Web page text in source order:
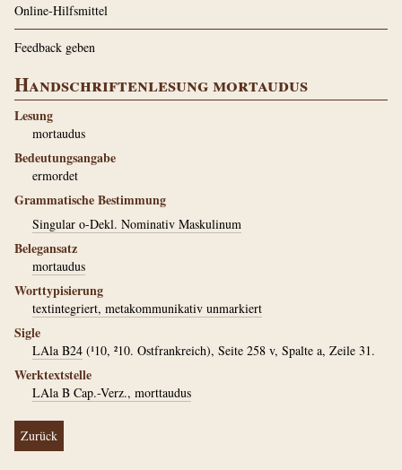
Online-Hilfsmittel
Feedback geben
Handschriftenlesung mortaudus
Lesung
mortaudus
Bedeutungsangabe
ermordet
Grammatische Bestimmung
Singular o-Dekl. Nominativ Maskulinum
Belegansatz
mortaudus
Worttypisierung
textintegriert, metakommunikativ unmarkiert
Sigle
LAla B24 (¹10, ²10. Ostfrankreich), Seite 258 v, Spalte a, Zeile 31.
Werktextstelle
LAla B Cap.-Verz., morttaudus
Zurück